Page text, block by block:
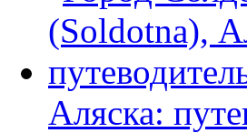
Аляска: